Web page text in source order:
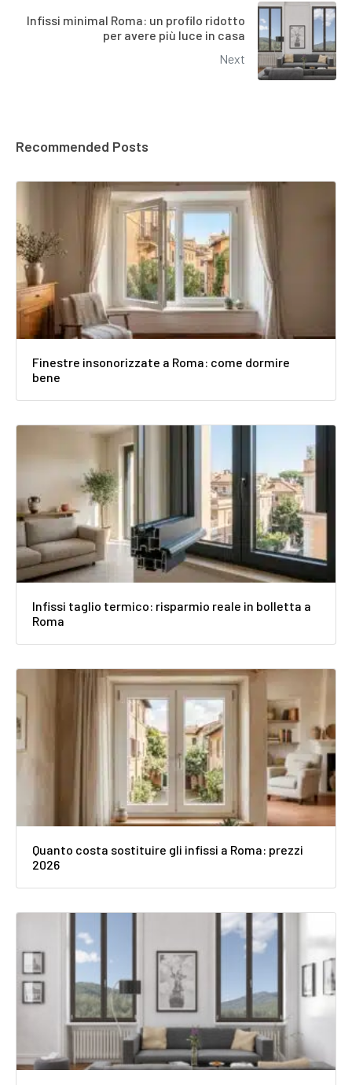
Infissi minimal Roma: un profilo ridotto
per avere più luce in casa
Next
Recommended Posts
Finestre insonorizzate a Roma: come dormire
bene
Infissi taglio termico: risparmio reale in bolletta a
Roma
Quanto costa sostituire gli infissi a Roma: prezzi
2026